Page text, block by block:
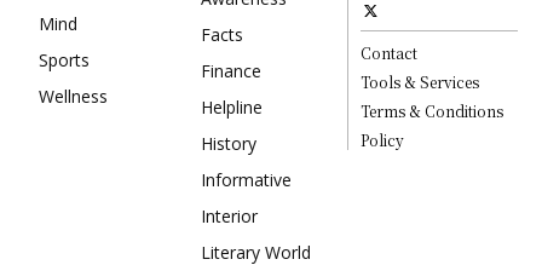
Mind
Sports
Wellness
Facts
Finance
Helpline
History
Informative
Interior
Literary World
Contact
Tools & Services
Terms & Conditions
Policy